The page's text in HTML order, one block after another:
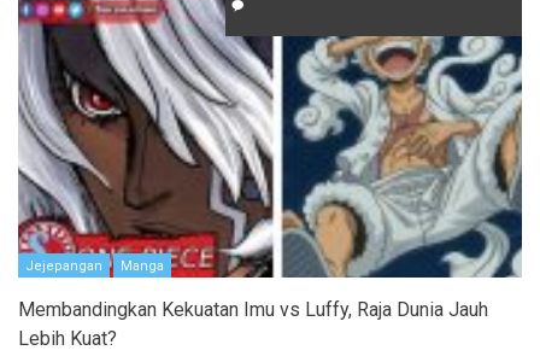
Jejepangan Manga
Membandingkan Kekuatan Imu vs Luffy, Raja Dunia Jauh
Lebih Kuat?